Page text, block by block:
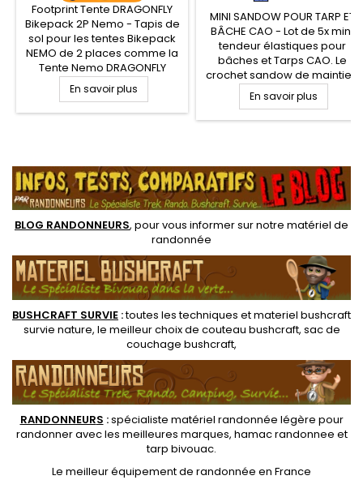
Footprint Tente DRAGONFLY
Bikepack 2P Nemo - Tapis de
sol pour les tentes Bikepack
NEMO de 2 places comme la
Tente Nemo DRAGONFLY
Bikepack 2P. Protégez le sol
de votre tente avec ce tapis
de sol adapté.
En savoir plus
MINI SANDOW POUR TARP ET
BÂCHE CAO - Lot de 5x mini
tendeur élastiques pour
bâches et Tarps CAO. Le
crochet sandow de maintien
permet la fixation sur les
œillets de la bâche, et
l'élastique assurera un bon
branches à proximité. Ce mini
tendeur modulable permet
de créer des points de
tensions sur une...
En savoir plus
BLOG RANDONNEURS, pour vous informer sur notre matériel de
randonnée
BUSHCRAFT SURVIE :toutes les techniques etmateriel bushcraft
survie nature, le meilleur choix de couteau bushcraft, sac de
couchage bushcraft,
RANDONNEURS :spécialiste matériel randonnée légère pour
randonner avec les meilleures marques, hamac randonnee et
tarp bivouac.
Le meilleur équipement de randonnée en France